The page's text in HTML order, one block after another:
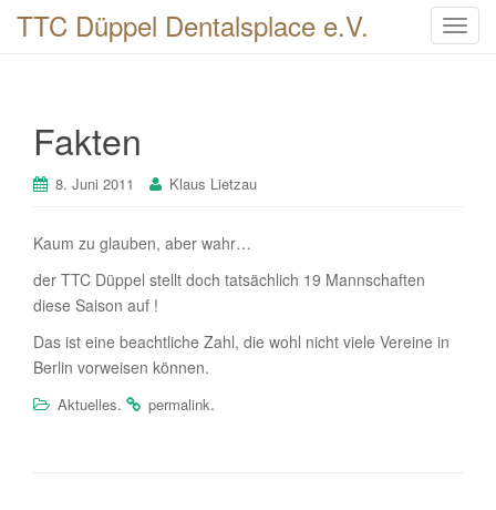
T
TTC Düppel Dentalsplace e.V.
Fakten
8. Juni 2011 Klaus Lietzau
Kaum zu glauben, aber wahr…
der TTC Düppel stellt doch tatsächlich 19 Mannschaften
diese Saison auf !
Das ist eine beachtliche Zahl, die wohl nicht viele Vereine in
Berlin vorweisen können.
Aktuelles. permalink.